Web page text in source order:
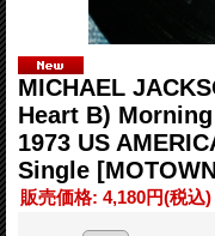
MICHAEL
Heart B)
1973 US
Single
販売価格: 4,180円(税込)